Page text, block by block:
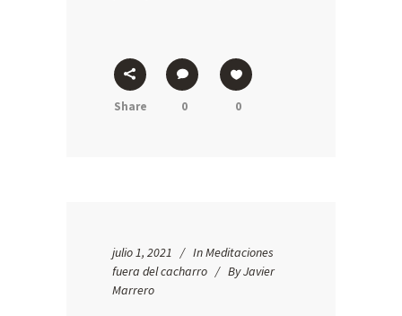
Share 0 0
julio 1, 2021 InMeditaciones
fuera del cacharro
ByJavier
Marrero